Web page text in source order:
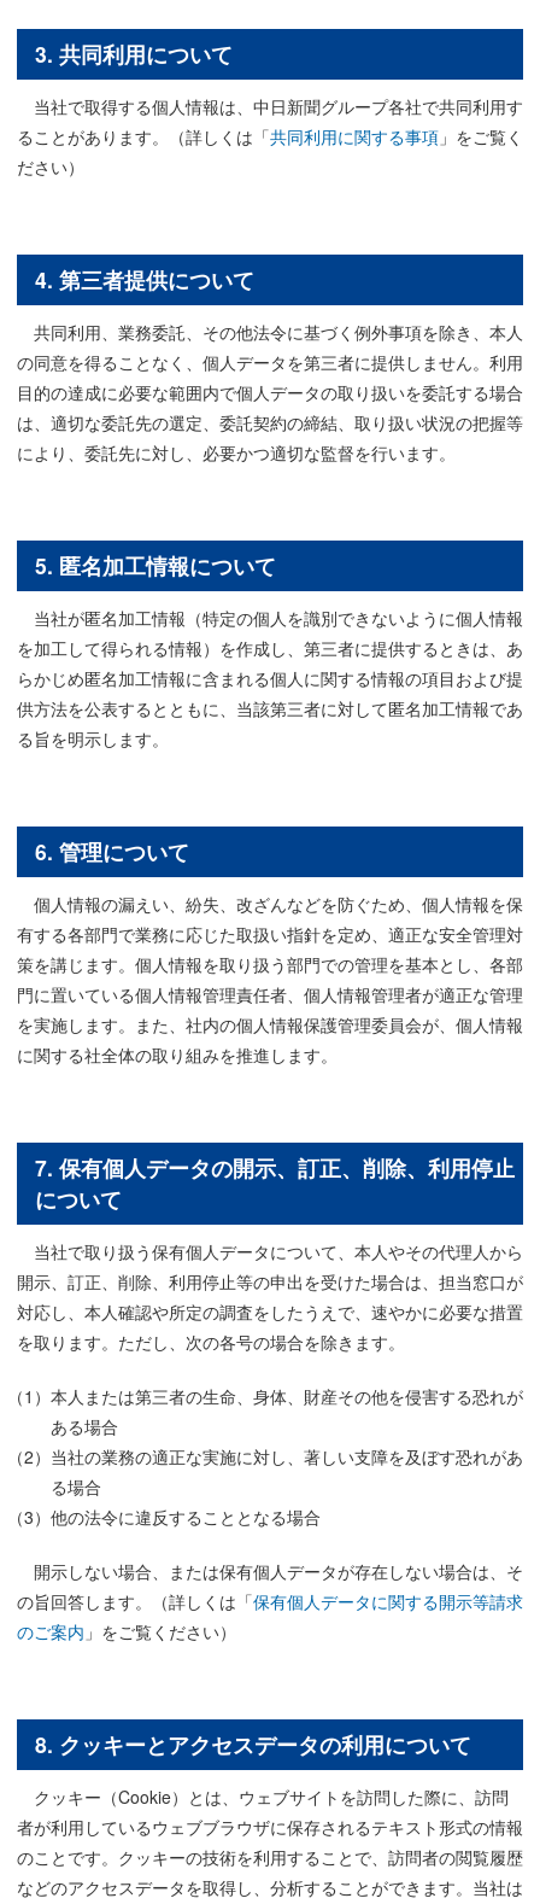
3. 共同利用について
当社で取得する個人情報は、中日新聞グループ各社で共同利用す
ることがあります。（詳しくは「共同利用に関する事項 」をご覧く
ださい）
4. 第三者提供について
共同利用、業務委託、その他法令に基づく例外事項を除き、本人
の同意を得ることなく、個人データを第三者に提供しません。利用
目的の達成に必要な範囲内で個人データの取り扱いを委託する場合
は、適切な委託先の選定、委託契約の締結、取り扱い状況の把握等
により、委託先に対し、必要かつ適切な監督を行います。
5. 匿名加工情報について
当社が匿名加工情報（特定の個人を識別できないように個人情報
を加工して得られる情報）を作成し、第三者に提供するときは、あ
らかじめ匿名加工情報に含まれる個人に関する情報の項目および提
供方法を公表するとともに、当該第三者に対して匿名加工情報であ
る旨を明示します。
6. 管理について
個人情報の漏えい、紛失、改ざんなどを防ぐため、個人情報を保
有する各部門で業務に応じた取扱い指針を定め、適正な安全管理対
策を講じます。個人情報を取り扱う部門での管理を基本とし、各部
門に置いている個人情報管理責任者、個人情報管理者が適正な管理
を実施します。また、社内の個人情報保護管理委員会が、個人情報
に関する社全体の取り組みを推進します。
7. 保有個人データの開示、訂正、削除、利用停止
について
当社で取り扱う保有個人データについて、本人やその代理人から
開示、訂正、削除、利用停止等の申出を受けた場合は、担当窓口が
対応し、本人確認や所定の調査をしたうえで、速やかに必要な措置
を取ります。ただし、次の各号の場合を除きます。
本人または第三者の生命、身体、財産その他を侵害する恐れが
ある場合
当社の業務の適正な実施に対し、著しい支障を及ぼす恐れがあ
る場合
他の法令に違反することとなる場合
開示しない場合、または保有個人データが存在しない場合は、そ
の旨回答します。（詳しくは「保有個人データに関する開示等請求
のご案内 」をご覧ください）
8. クッキーとアクセスデータの利用について
クッキー（Cookie）とは、ウェブサイトを訪問した際に、訪問
者が利用しているウェブブラウザに保存されるテキスト形式の情報
のことです。クッキーの技術を利用することで、訪問者の閲覧履歴
などのアクセスデータを取得し、分析することができます。当社は